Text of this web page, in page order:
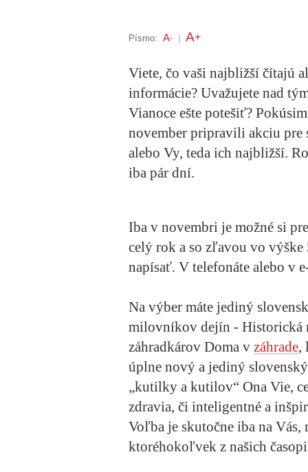
Písmo: A- A+
Viete, čo vaši najbližší čítajú
informácie? Uvažujete nad
Vianoce ešte potešiť?
november pripravili akciu
alebo Vy, teda ich najbližší.
iba pár dní.
Iba v novembri je možné si
celý rok a so zľavou vo výške
napísať. V telefonáte alebo v
Na výber máte jediný
milovníkov dejín - Historická
záhradkárov Doma v záhrade,
úplne nový a jediný
„kutilky a kutilov“ Ona Vie,
zdravia, či inteligentné a
Voľba je skutočne iba na
ktoréhokoľvek z našich